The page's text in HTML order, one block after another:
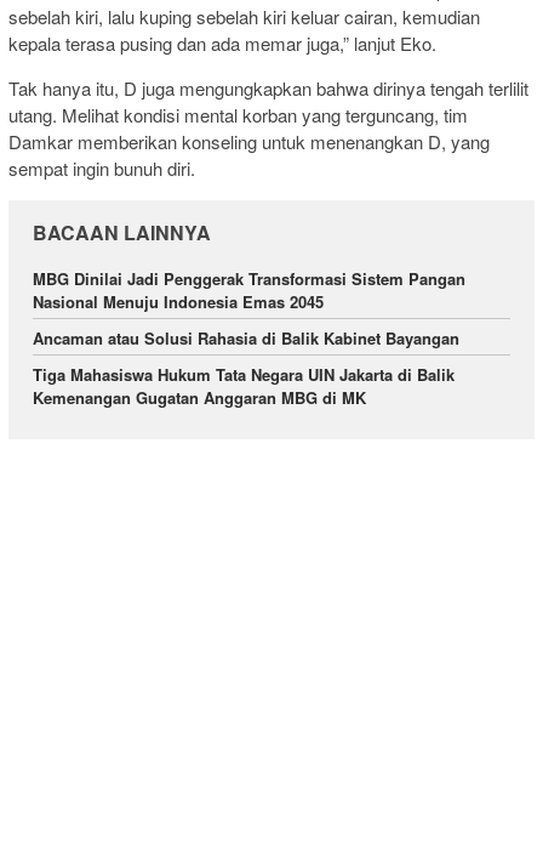
sebelah kiri, lalu kuping sebelah kiri keluar cairan, kemudian
kepala terasa pusing dan ada memar juga,” lanjut Eko.
Tak hanya itu, D juga mengungkapkan bahwa dirinya tengah terlilit
utang. Melihat kondisi mental korban yang terguncang, tim
Damkar memberikan konseling untuk menenangkan D, yang
sempat ingin bunuh diri.
BACAAN LAINNYA
MBG Dinilai Jadi Penggerak Transformasi Sistem Pangan
Nasional Menuju Indonesia Emas 2045
Ancaman atau Solusi Rahasia di Balik Kabinet Bayangan
Tiga Mahasiswa Hukum Tata Negara UIN Jakarta di Balik
Kemenangan Gugatan Anggaran MBG di MK